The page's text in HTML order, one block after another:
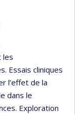
les
Essais cliniques
l’effet de la
dans le
Exploration